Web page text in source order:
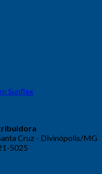
Sunflex
Cruz - Divinópolis/MG
5025